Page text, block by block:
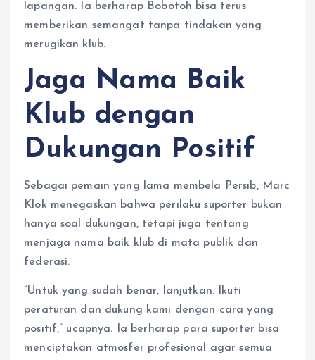
lapangan. Ia berharap Bobotoh bisa terus
memberikan semangat tanpa tindakan yang
merugikan klub.
Jaga Nama Baik
Klub dengan
Dukungan Positif
Sebagai pemain yang lama membela Persib, Marc
Klok menegaskan bahwa perilaku suporter bukan
hanya soal dukungan, tetapi juga tentang
menjaga nama baik klub di mata publik dan
federasi.
“Untuk yang sudah benar, lanjutkan. Ikuti
peraturan dan dukung kami dengan cara yang
positif,” ucapnya. Ia berharap para suporter bisa
menciptakan atmosfer profesional agar semua